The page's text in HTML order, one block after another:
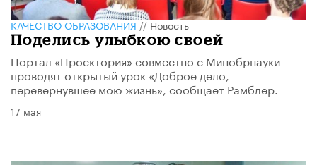
КАЧЕСТВО ОБРАЗОВАНИЯ//Новость
Поделись улыбкою своей
Портал «Проектория» совместно с Минобрнауки
проводят открытый урок «Доброе дело,
перевернувшее мою жизнь», сообщает Рамблер.
17 мая